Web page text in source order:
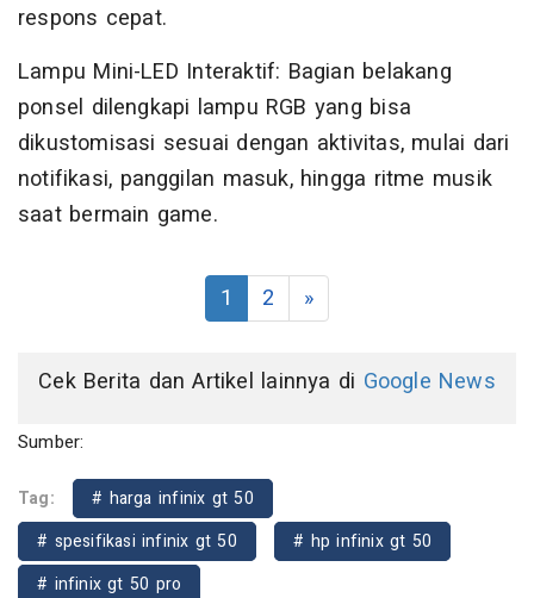
respons cepat.
Lampu Mini-LED Interaktif: Bagian belakang
ponsel dilengkapi lampu RGB yang bisa
dikustomisasi sesuai dengan aktivitas, mulai dari
notifikasi, panggilan masuk, hingga ritme musik
saat bermain game.
1 2 »
Cek Berita dan Artikel lainnya di Google News
Sumber:
Tag:
# harga infinix gt 50
# spesifikasi infinix gt 50
# hp infinix gt 50
# infinix gt 50 pro